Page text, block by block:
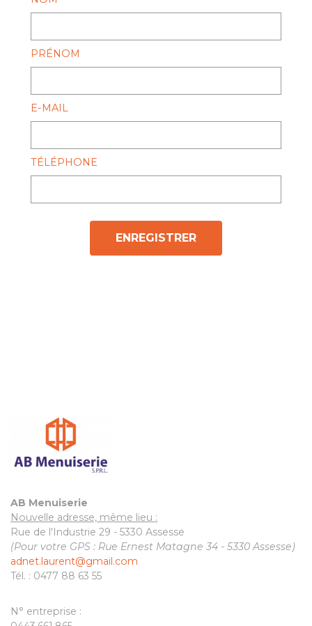
PRÉNOM
E-MAIL
TÉLÉPHONE
AB Menuiserie
Nouvelle adresse, même lieu :
Rue de l'Industrie 29 - 5330 Assesse
(Pour votre GPS : Rue Ernest Matagne 34 - 5330 Assesse)
adnet.laurent@gmail.com
Tél. : 0477 88 63 55
N° entreprise :